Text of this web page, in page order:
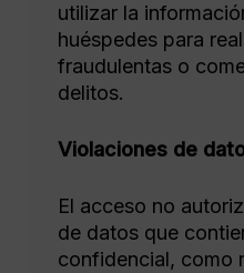
utilizar la
huéspedes para
fraudulentas o
delitos.
Violaciones de
El acceso no
de datos que
confidencial, como